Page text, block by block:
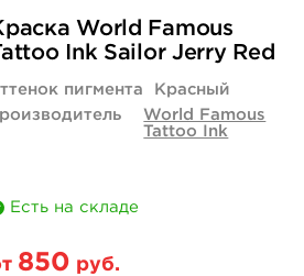
руб.
купить
4 400 руб.
купить
World Famous
Ink Sailor Jerry Red
пигмента
Красный
World Famous
Tattoo Ink
Есть на складе
850 руб.